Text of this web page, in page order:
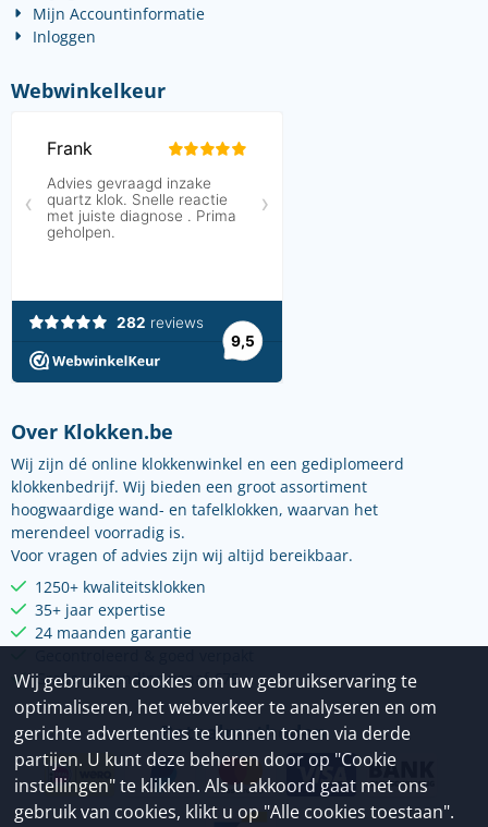
Mijn Accountinformatie
Inloggen
Webwinkelkeur
Over Klokken.be
Wij zijn dé online klokkenwinkel en een gediplomeerd
klokkenbedrijf. Wij bieden een groot assortiment
hoogwaardige wand- en tafelklokken, waarvan het
merendeel voorradig is.
Voor vragen of advies zijn wij altijd bereikbaar.
1250+ kwaliteitsklokken
35+ jaar expertise
24 maanden garantie
Gratis verzending vanaf €75
Betaalmethoden
Wij gebruiken cookies om uw gebruikservaring te
optimaliseren, het webverkeer te analyseren en om
gerichte advertenties te kunnen tonen via derde
partijen. U kunt deze beheren door op "Cookie
instellingen" te klikken. Als u akkoord gaat met ons
gebruik van cookies, klikt u op "Alle cookies toestaan".